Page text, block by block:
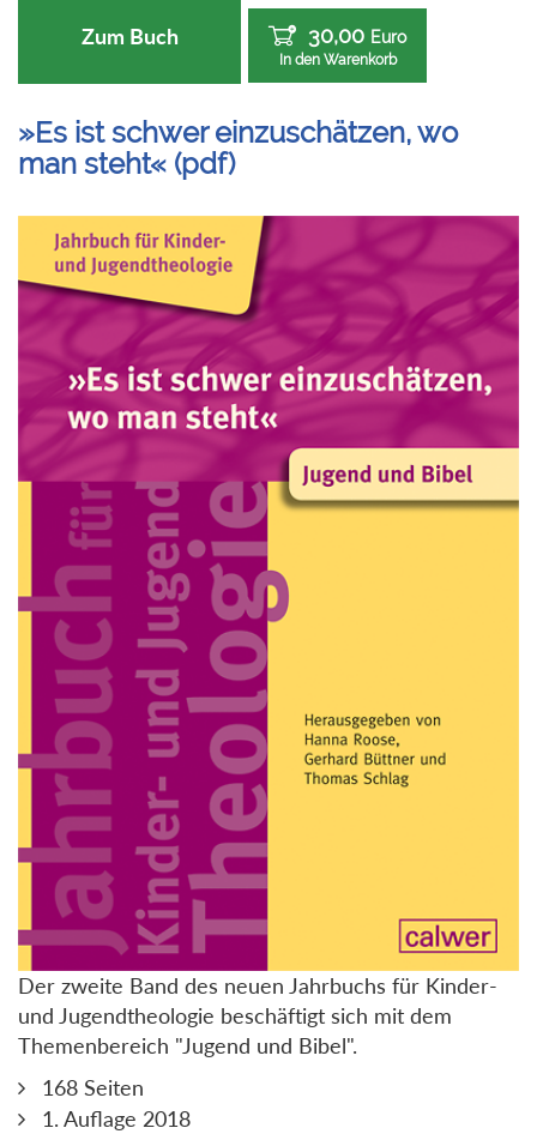
Zum Buch 30,00 Euro
In den Warenkorb
»Es ist schwer einzuschätzen, wo
man steht« (pdf)
Der zweite Band des neuen Jahrbuchs für Kinder-
und Jugendtheologie beschäftigt sich mit dem
Themenbereich "Jugend und Bibel".
168 Seiten
1. Auflage 2018